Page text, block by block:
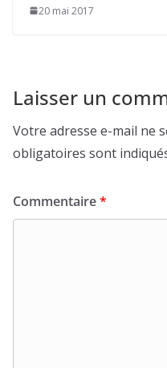
20 mai 2017
Laisser un
Votre adresse e-mail ne
obligatoires sont
Commentaire*